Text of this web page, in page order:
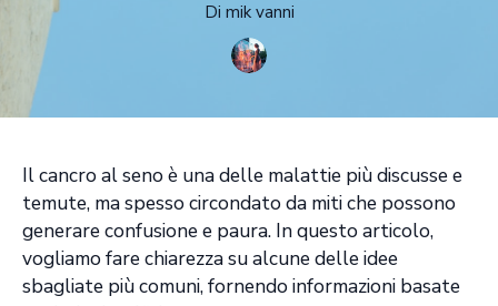
Di mik vanni
Il cancro al seno è una delle malattie più discusse e
temute, ma spesso circondato da miti che possono
generare confusione e paura. In questo articolo,
vogliamo fare chiarezza su alcune delle idee
sbagliate più comuni, fornendo informazioni basate